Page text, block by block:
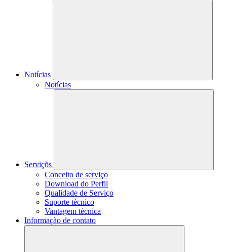
Notícias
Notícias
Serviçõs
Conceito de serviço
Download do Perfil
Qualidade de Serviço
Suporte técnico
Vantagem técnica
Informação de contato